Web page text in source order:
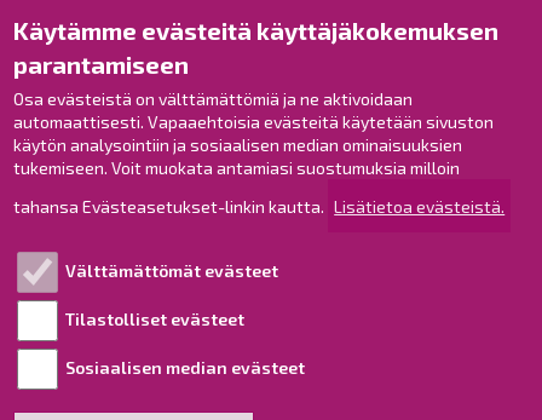
Käytämme evästeitä käyttäjäkokemuksen
parantamiseen
Osa evästeistä on välttämättömiä ja ne aktivoidaan
automaattisesti. Vapaaehtoisia evästeitä käytetään sivuston
käytön analysointiin ja sosiaalisen median ominaisuuksien
tukemiseen. Voit muokata antamiasi suostumuksia milloin
tahansa Evästeasetukset-linkin kautta. Lisätietoa evästeistä.
Välttämättömät evästeet
Tilastolliset evästeet
Sosiaalisen median evästeet
Raahe Facebookissa
Raahe Instagramissa
Raahe LinkedInissä
Raahe YouTubessa
Esityslistat ja pöytäkirjat
Viranhaltijapäätökset
Saavutettavuusseloste